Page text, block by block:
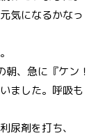
気になるかなっ
、急に『ケン！
ました。呼吸も
尿剤を打ち、